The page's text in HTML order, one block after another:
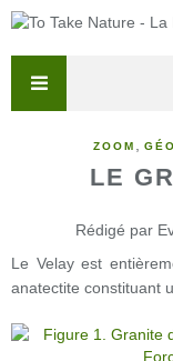
ZOOM
LE
Rédigé par
Le Velay est
anatectite constituant